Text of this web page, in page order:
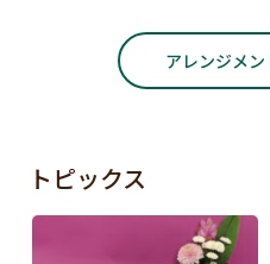
アレンジメ
トピックス